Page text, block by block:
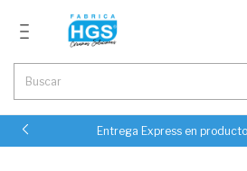
Entrega Express en